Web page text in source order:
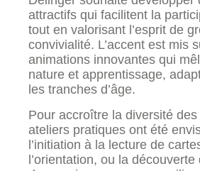
attractifs qui facilitent la
tout en valorisant l’esprit de
convivialité. L’accent est mis
animations innovantes qui
nature et apprentissage,
les tranches d’âge.
Pour accroître la diversité
ateliers pratiques ont été
l’initiation à la lecture de
l’orientation, ou la